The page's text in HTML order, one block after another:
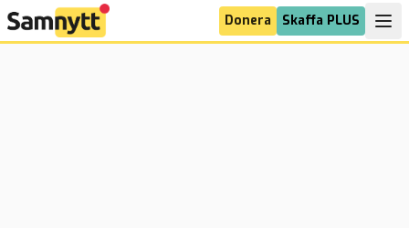
Donera Skaffa PLUS